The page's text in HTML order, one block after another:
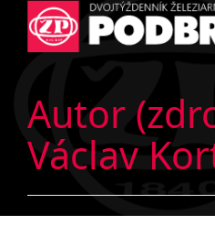
Autor
Václav